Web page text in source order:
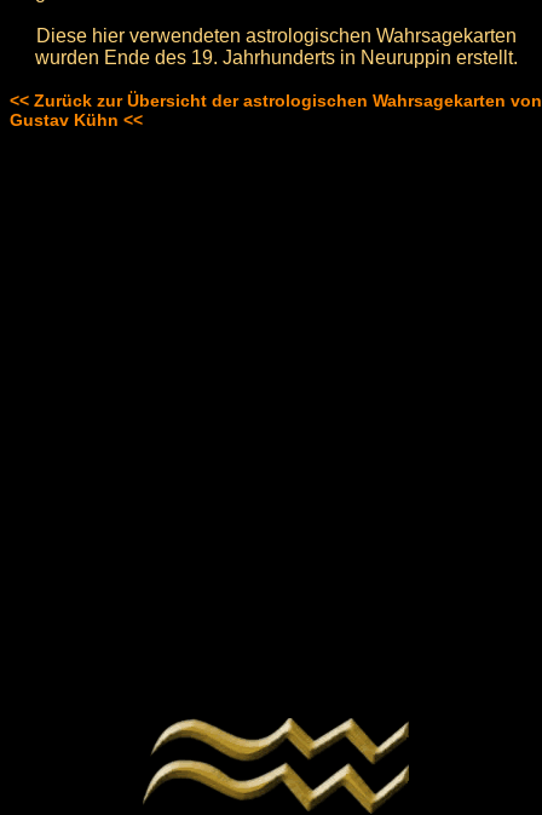
Diese hier verwendeten astrologischen Wahrsagekarten
wurden Ende des 19. Jahrhunderts in Neuruppin erstellt.
<< Zurück zur Übersicht der astrologischen Wahrsagekarten von
Gustav Kühn <<